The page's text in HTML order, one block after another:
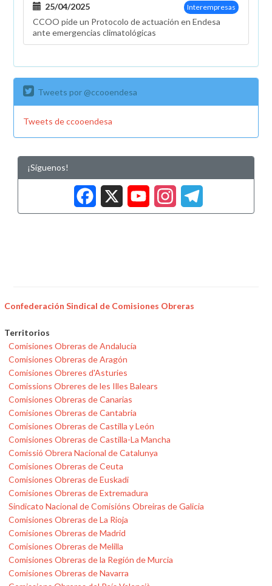
Interempresas
25/04/2025
CCOO pide un Protocolo de actuación en Endesa
ante emergencias climatológicas
Tweets por @ccooendesa
Tweets de ccooendesa
¡Síguenos!
Facebook
X
Confederación Sindical de Comisiones Obreras
Territorios
Comisiones Obreras de Andalucía
Comisiones Obreras de Aragón
Comisiones Obreres d'Asturies
Comissions Obreres de les Illes Balears
Comisiones Obreras de Canarias
Comisiones Obreras de Cantabria
Comisiones Obreras de Castilla y León
Comisiones Obreras de Castilla-La Mancha
Comissió Obrera Nacional de Catalunya
Comisiones Obreras de Ceuta
Comisiones Obreras de Euskadi
Comisiones Obreras de Extremadura
Sindicato Nacional de Comisións Obreiras de Galicia
Comisiones Obreras de La Rioja
Comisiones Obreras de Madrid
Comisiones Obreras de Melilla
Comisiones Obreras de la Región de Murcia
Comisiones Obreras de Navarra